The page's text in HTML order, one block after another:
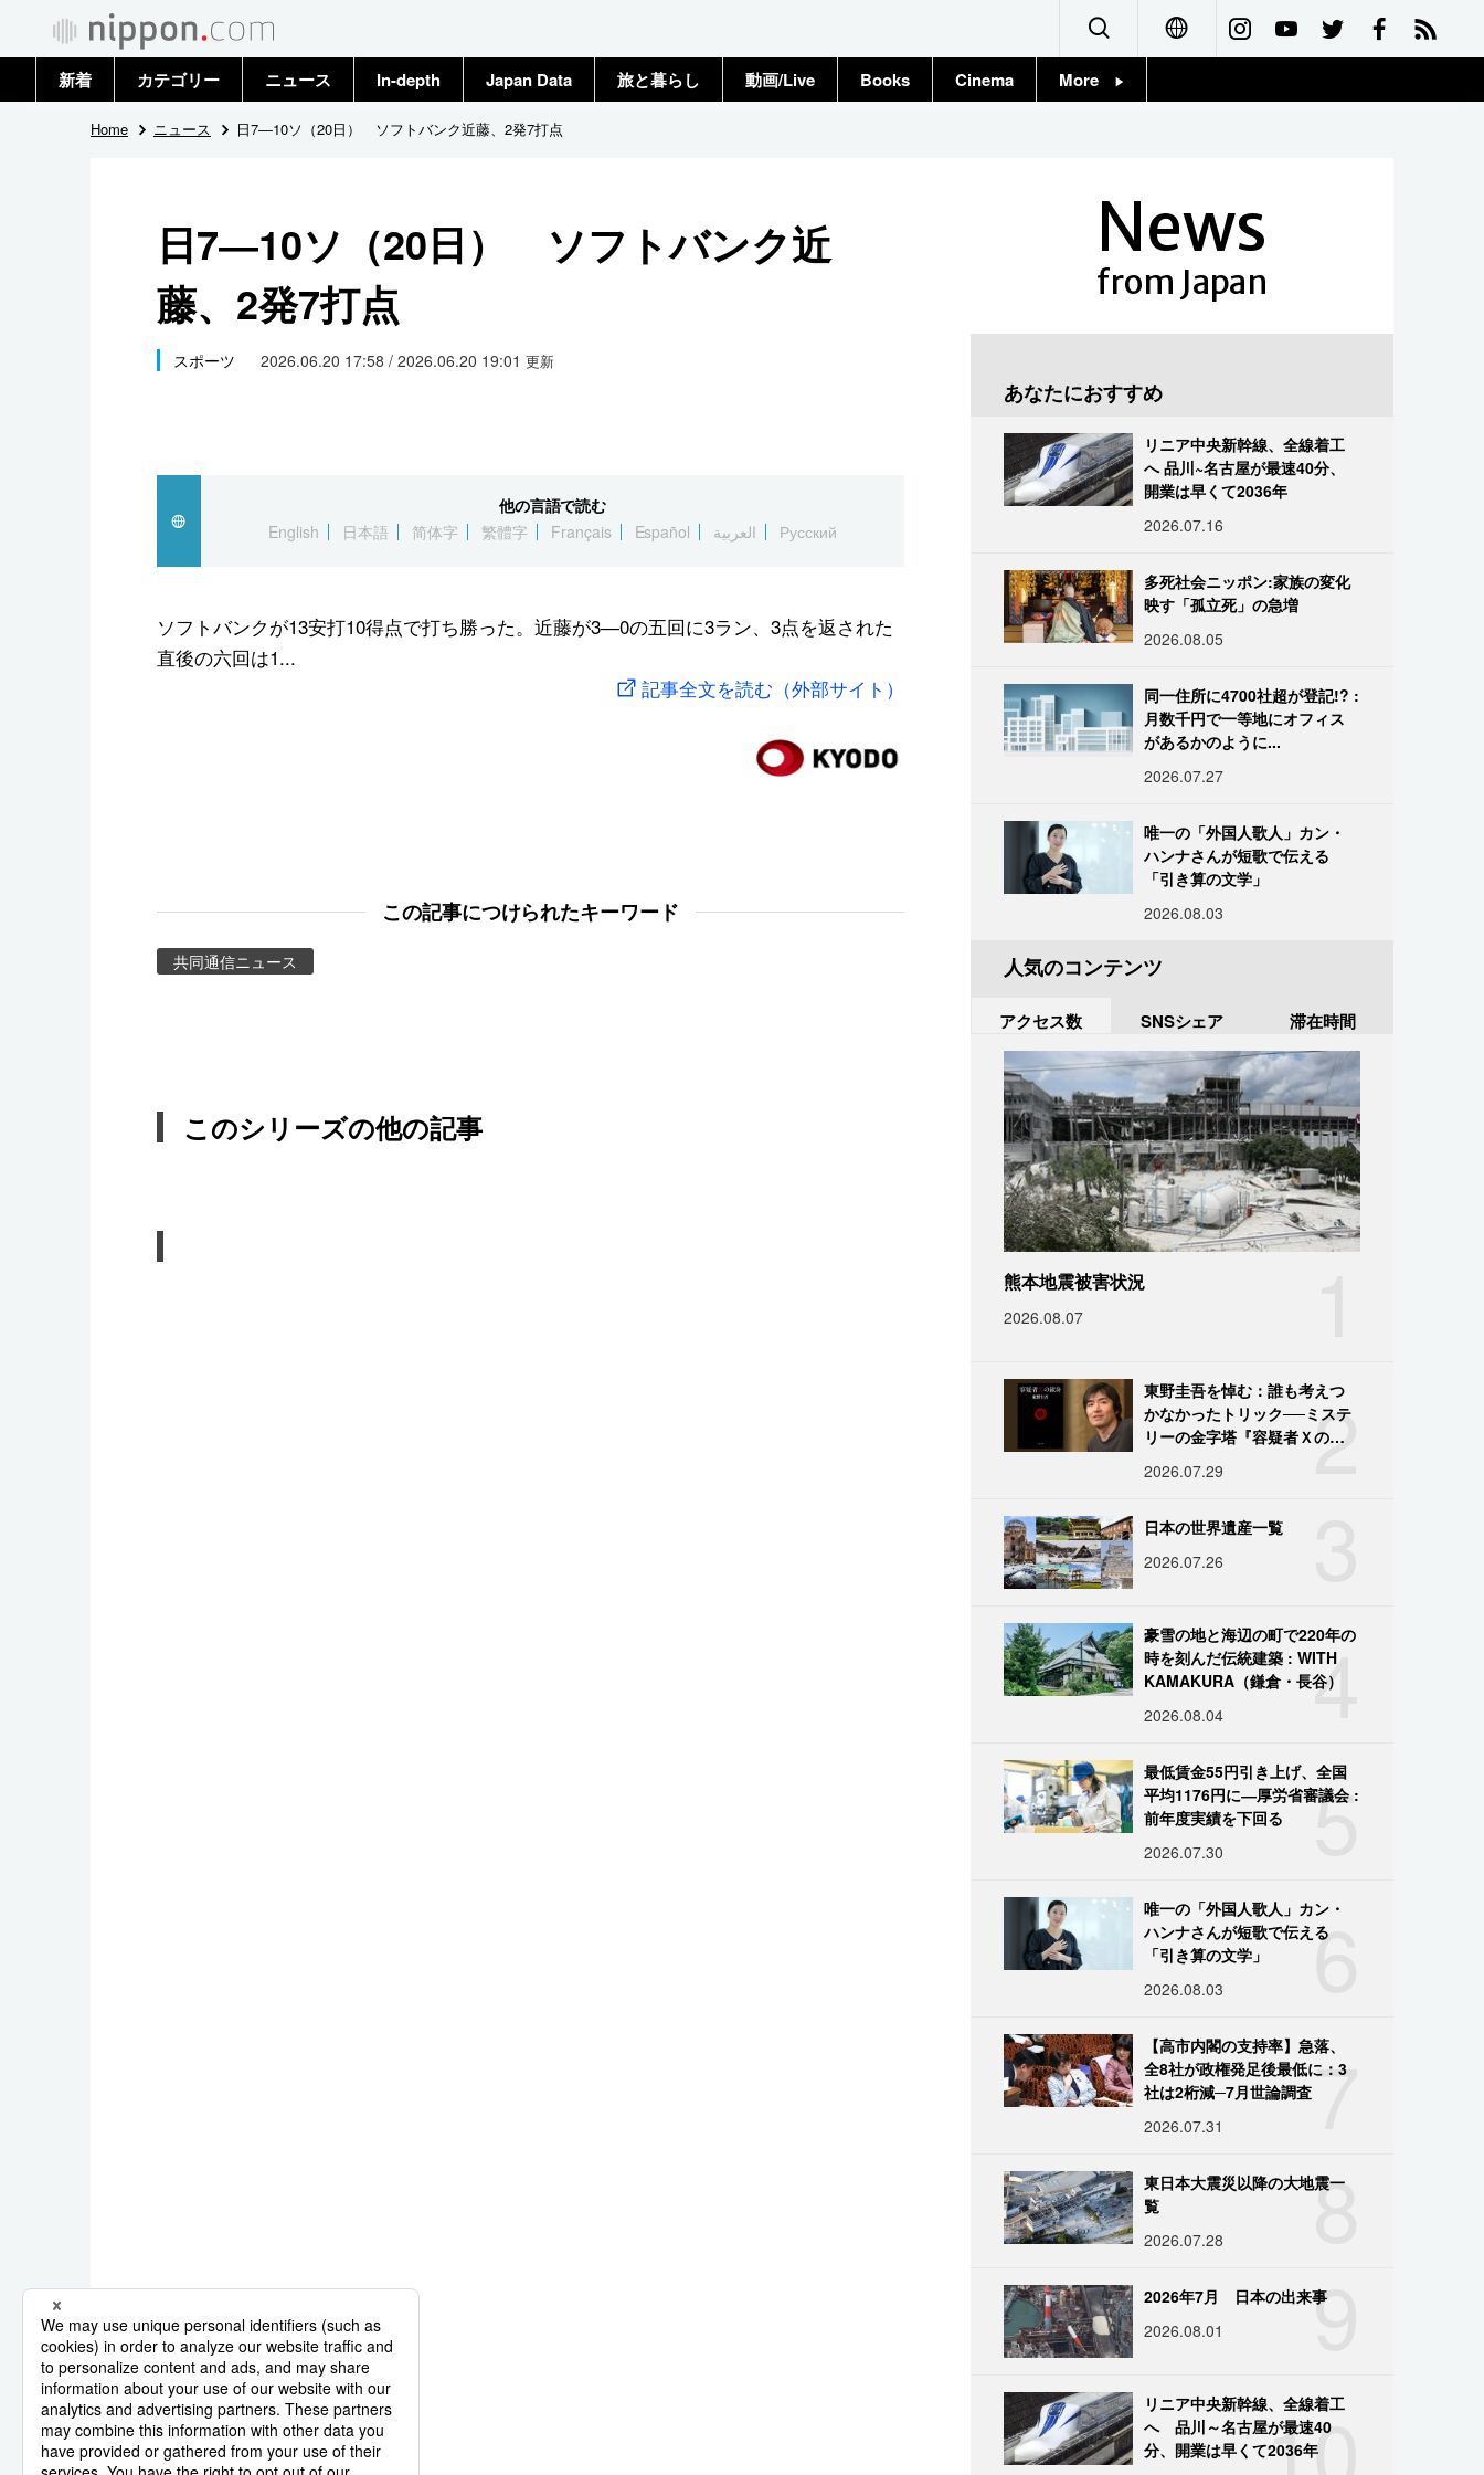
Français
新着 カテゴリー
政治・外交
国際
社会
文化
スポーツ・東京2020
ニュース
トップ
In-depth Japan Data 旅と暮らし 動画/Live Books Cinema More
Home ニュース 日7―10ソ（20日） ソフトバンク近藤、2発7打点
日7―10ソ（20日） ソフトバンク近
藤、2発7打点
スポーツ 2026.06.20 17:58 / 2026.06.20 19:01 更新
他の言語で読む
English
日本語 简体字 繁體字 Français Español العربية Русский
ソフトバンクが13安打10得点で打ち勝った。近藤が3―0の五回に3ラン、3点を返された
直後の六回は1...
記事全文を読む（外部サイト）
この記事につけられたキーワード
共同通信ニュース
このシリーズの他の記事
News
from Japan
あなたにおすすめ
リニア中央新幹線、全線着工
へ 品川~名古屋が最速40分、
開業は早くて2036年
2026.07.16
多死社会ニッポン:家族の変化
映す「孤立死」の急増
2026.08.05
同一住所に4700社超が登記!? :
月数千円で一等地にオフィス
があるかのように...
2026.07.27
唯一の「外国人歌人」カン・
ハンナさんが短歌で伝える
「引き算の文学」
2026.08.03
人気のコンテンツ
アクセス数 SNSシェア 滞在時間
熊本地震被害状況
2026.08.07
2
東野圭吾を悼む：誰も考えつ
かなかったトリック──ミステ
リーの金字塔『容疑者Ｘの献
2026.07.29
日本の世界遺産一覧
2026.07.26
4
豪雪の地と海辺の町で220年の
時を刻んだ伝統建築 : WITH
KAMAKURA（鎌倉・長谷）
2026.08.04
5
最低賃金55円引き上げ、全国
平均1176円に―厚労省審議会 :
前年度実績を下回る
2026.07.30
6
唯一の「外国人歌人」カン・
ハンナさんが短歌で伝える
「引き算の文学」
2026.08.03
7
【高市内閣の支持率】急落、
全8社が政権発足後最低に：3
社は2桁減─7月世論調査
2026.07.31
8
東日本大震災以降の大地震一
覧
2026.07.28
9
2026年7月 日本の出来事
2026.08.01
10
リニア中央新幹線、全線着工
へ 品川～名古屋が最速40
分、開業は早くて2036年